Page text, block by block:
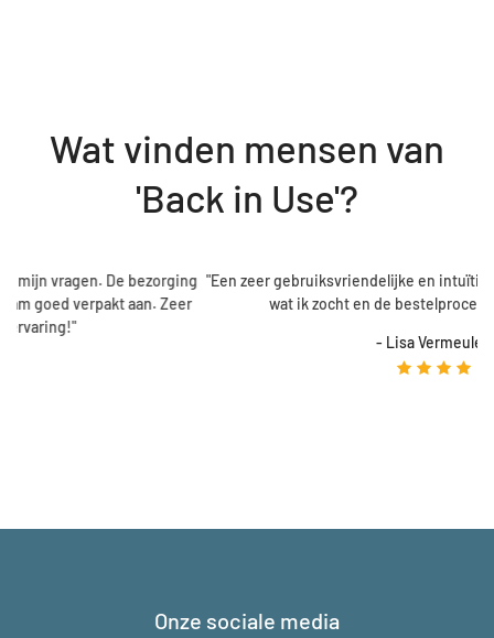
Wat vinden mensen van
'Back in Use'?
Zeer
"Een zeer gebruiksvriendelijke en intuïtieve webshop. Ik vond
wat ik zocht en de bestelprocedure verliep vlot."
Onze sociale media